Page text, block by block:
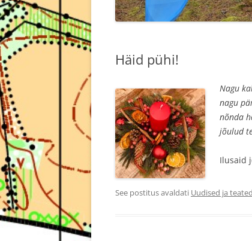
Häid pühi!
Nagu
nagu
nõnda
jõulud
Ilusaid
See postitus avaldati Uudised ja teated